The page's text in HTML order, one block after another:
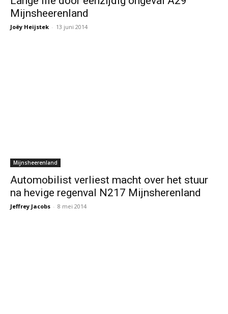
Mijnsheerenland
Joëy Heijstek - 13 juni 2014
Mijnsheerenland
Automobilist verliest macht over het stuur
na hevige regenval N217 Mijnsherenland
Jeffrey Jacobs - 8 mei 2014